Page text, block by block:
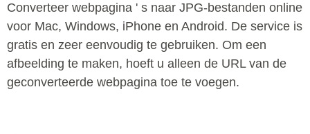
Converteer webpagina ' s naar JPG-bestanden online
voor Mac, Windows, iPhone en Android. De service is
gratis en zeer eenvoudig te gebruiken. Om een
afbeelding te maken, hoeft u alleen de URL van de
geconverteerde webpagina toe te voegen.